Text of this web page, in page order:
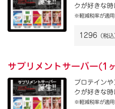
クが好きな時
※軽減税率が適用
1296 （税込
サプリメントサーバー(1
プロテイン
クが好きな時
※軽減税率が適用